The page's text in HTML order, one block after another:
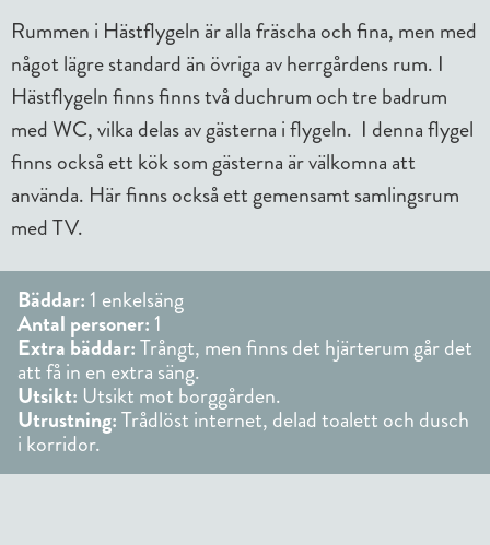
Rummen i Hästflygeln är alla fräscha och fina, men med
något lägre standard än övriga av herrgårdens rum. I
Hästflygeln finns finns två duchrum och tre badrum
med WC, vilka delas av gästerna i flygeln. I denna flygel
finns också ett kök som gästerna är välkomna att
använda. Här finns också ett gemensamt samlingsrum
med TV.
Bäddar: 1 enkelsäng
Antal personer: 1
Extra bäddar:Trångt, men finns det hjärterum går det
att få in en extra säng.
Utsikt: Utsikt mot borggården.
Utrustning:Trådlöst internet, delad toalett och dusch
i korridor.